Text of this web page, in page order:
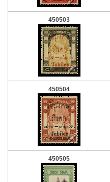
450503
450504
450505